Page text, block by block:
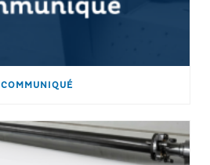
COMMUNIQUÉ